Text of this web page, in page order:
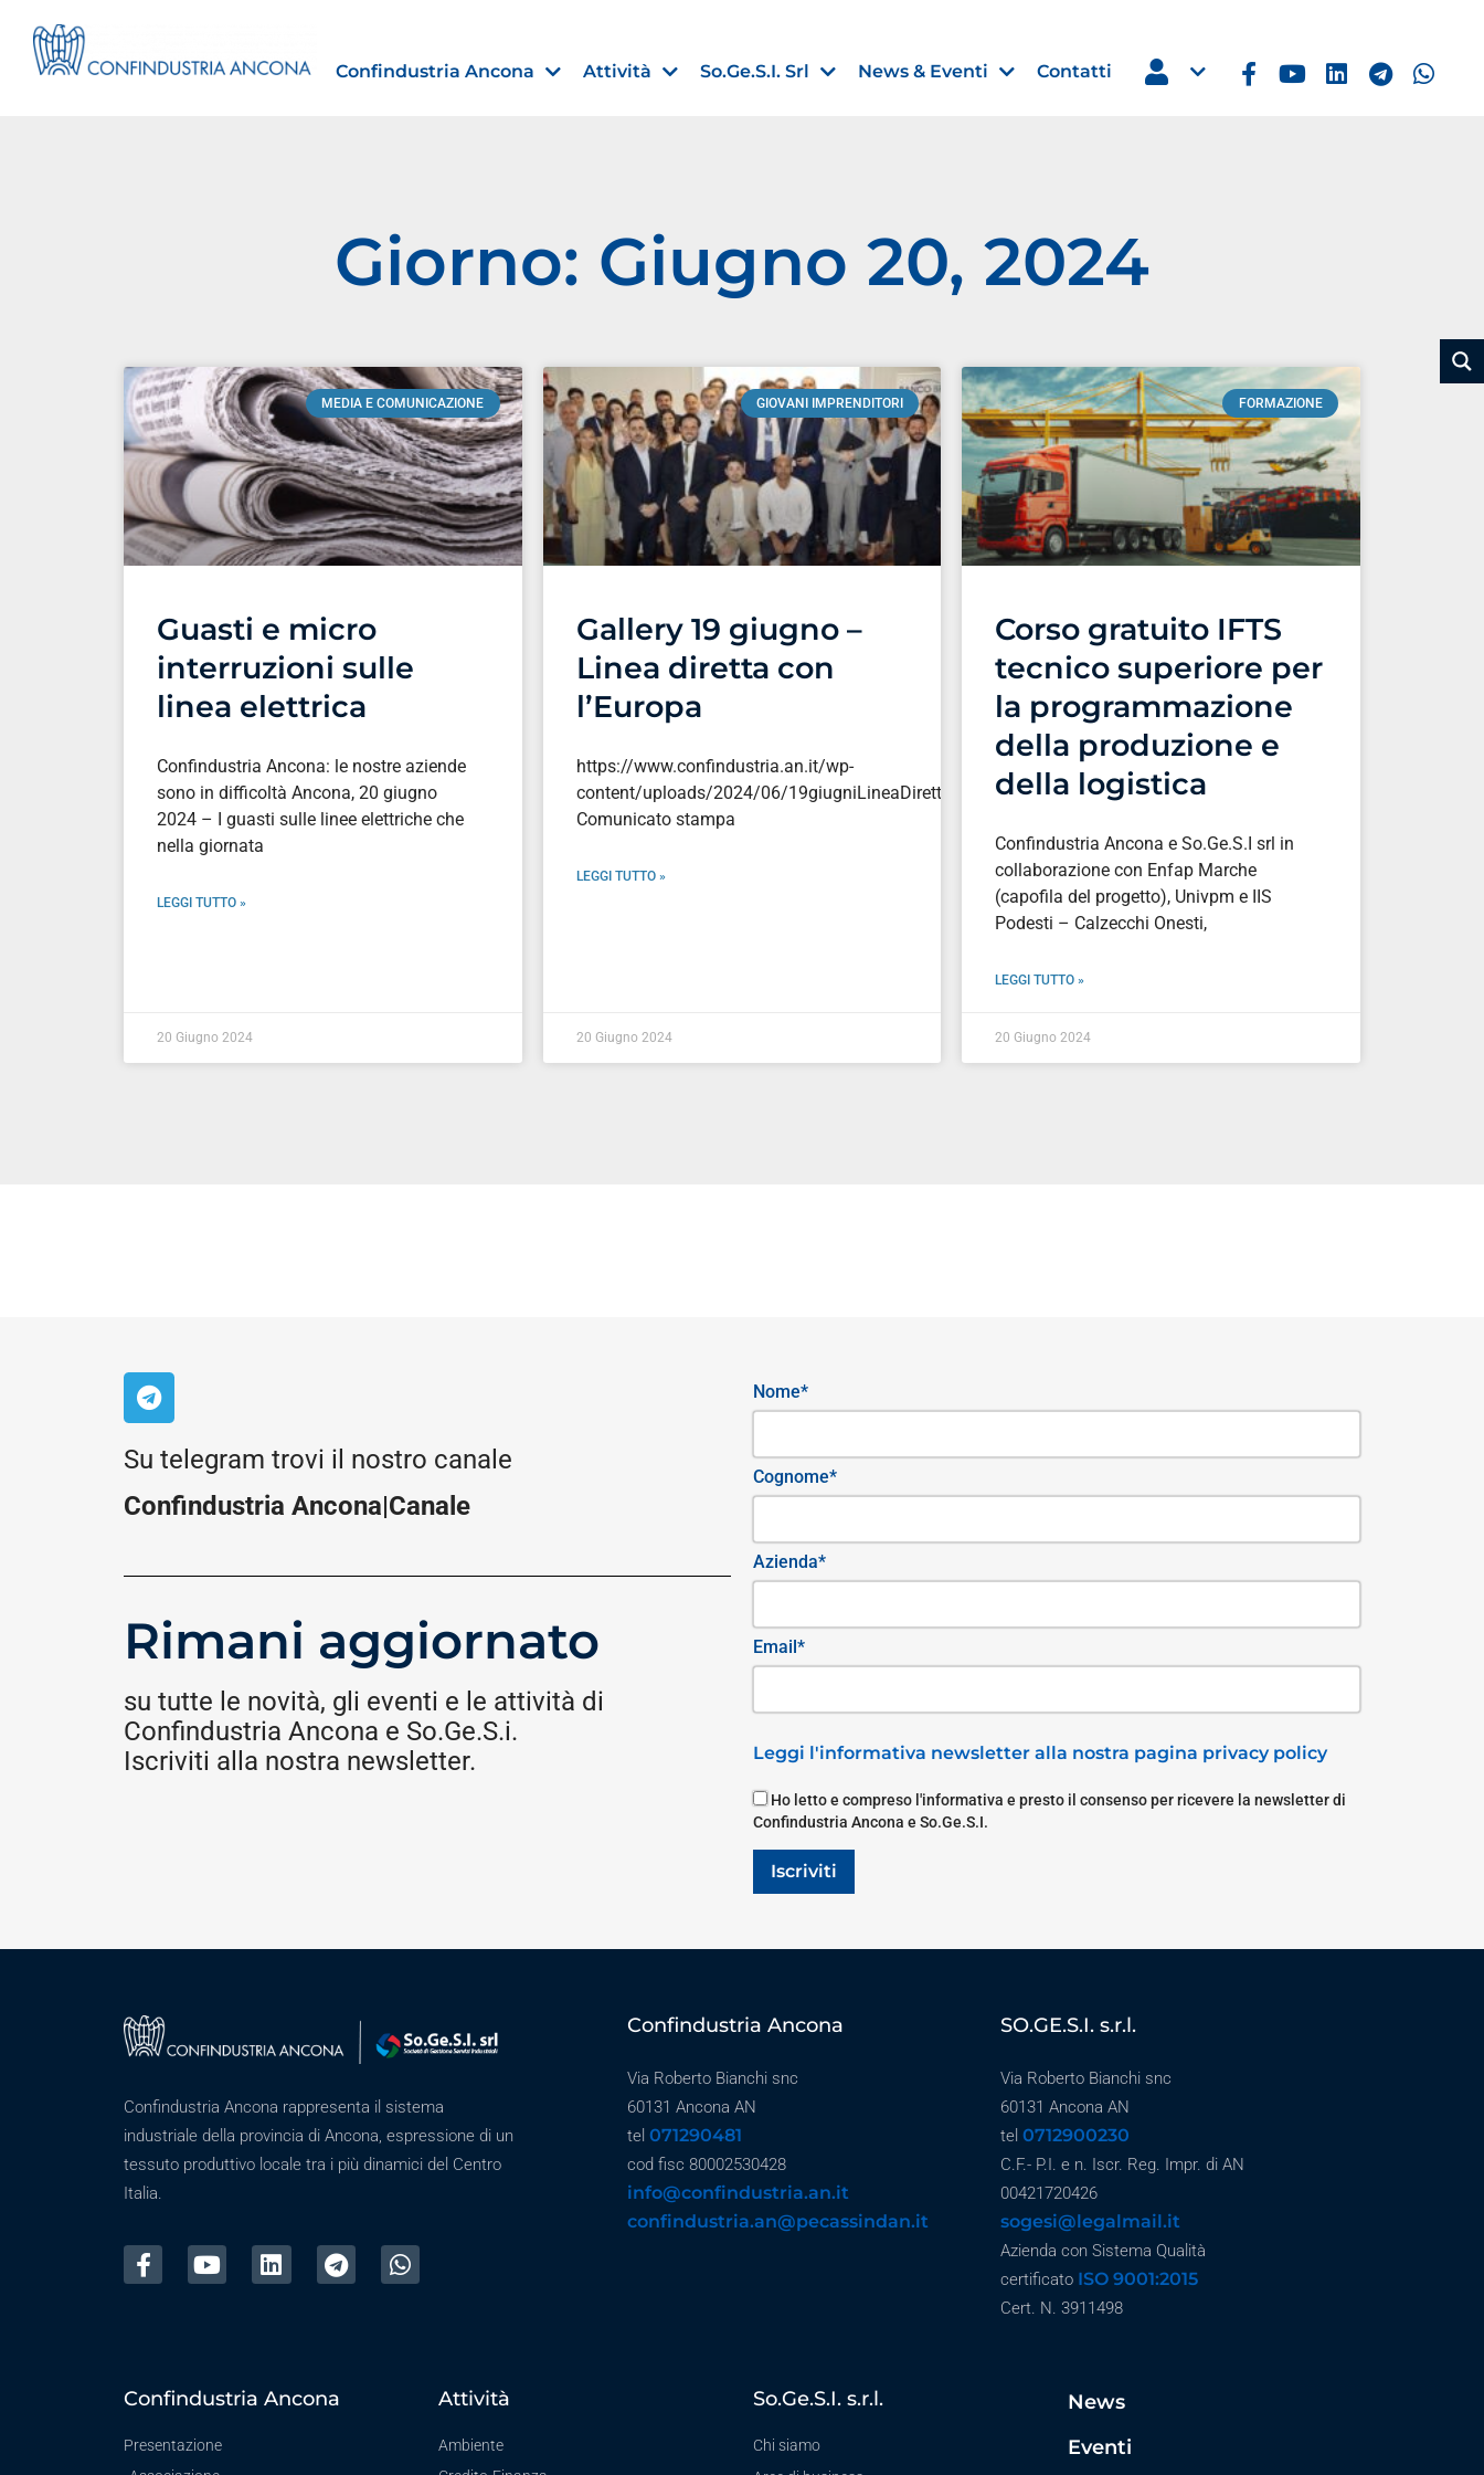
Confindustria Ancona Attività So.Ge.S.I. Srl News & Eventi
preferenziale
30 Luglio 2026
Leggi →
Finanza agevolata
“PMI, Industria e Incentivi alle Imprese
30 Luglio 2026
Leggi →
30 Luglio 2026
Leggi →
Contatti
Giorno: Giugno 20, 2024
MEDIA E COMUNICAZIONE
Guasti e micro
interruzioni sulle
linea elettrica
Confindustria Ancona: le nostre aziende
sono in difficoltà Ancona, 20 giugno
2024 – I guasti sulle linee elettriche che
nella giornata
LEGGI TUTTO »
20 Giugno 2024
GIOVANI IMPRENDITORI
Gallery 19 giugno –
Linea diretta con
l’Europa
https://www.confindustria.an.it/wp-
content/uploads/2024/06/19giugniLineaDirettaEuropa.mp4
Comunicato stampa
LEGGI TUTTO »
20 Giugno 2024
FORMAZIONE
Corso gratuito IFTS
tecnico superiore per
la programmazione
della produzione e
della logistica
Confindustria Ancona e So.Ge.S.I srl in
collaborazione con Enfap Marche
(capofila del progetto), Univpm e IIS
Podesti – Calzecchi Onesti,
LEGGI TUTTO »
20 Giugno 2024
Su telegram trovi il nostro canale
Confindustria Ancona|Canale
Rimani aggiornato
su tutte le novità, gli eventi e le attività di
Confindustria Ancona e So.Ge.S.i.
Iscriviti alla nostra newsletter.
Nome*
Cognome*
Azienda*
Email*
Leggi l'informativa newsletter alla nostra pagina privacy policy
Ho letto e compreso l'informativa e presto il consenso per ricevere la newsletter di
Confindustria Ancona e So.Ge.S.I.
Iscriviti
Confindustria Ancona rappresenta il sistema
industriale della provincia di Ancona, espressione di un
tessuto produttivo locale tra i più dinamici del Centro
Italia.
Confindustria Ancona
Via Roberto Bianchi snc
60131 Ancona AN
tel 071290481
cod fisc 80002530428
info@confindustria.an.it
confindustria.an@pecassindan.it
SO.GE.S.I. s.r.l.
Via Roberto Bianchi snc
60131 Ancona AN
tel 0712900230
C.F.- P.I. e n. Iscr. Reg. Impr. di AN
00421720426
sogesi@legalmail.it
Azienda con Sistema Qualità
certificato ISO 9001:2015
Cert. N. 3911498
Confindustria Ancona
Presentazione
Attività
Ambiente
So.Ge.S.I. s.r.l.
Chi siamo
News
Eventi